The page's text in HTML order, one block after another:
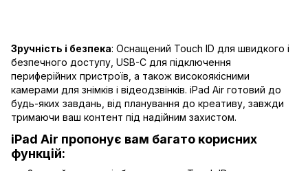
Зручність і безпека: Оснащений Touch ID для швидкого і
безпечного доступу, USB-C для підключення
периферійних пристроїв, а також високоякісними
камерами для знімків і відеодзвінків. iPad Air готовий до
будь-яких завдань, від планування до креативу, завжди
тримаючи ваш контент під надійним захистом.
iPad Air пропонує вам багато корисних
функцій: